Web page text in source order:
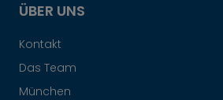
ÜBER UNS
Kontakt
Das Team
München